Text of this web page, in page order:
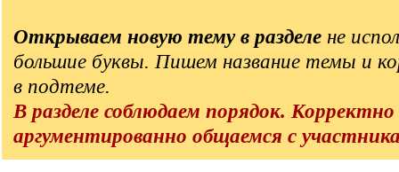
]
Открываем новую тему в разделе не
большие буквы. Пишем название темы и
в подтеме.
В разделе соблюдаем порядок.
аргументированно общаемся с